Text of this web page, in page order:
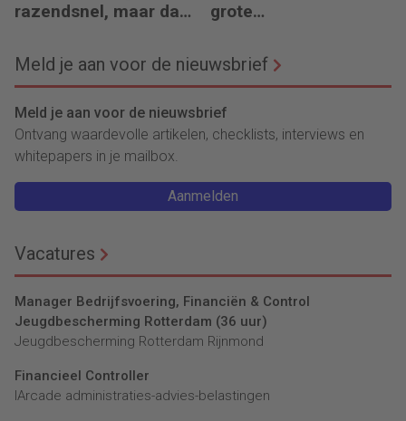
razendsnel, maar dat
grote
achter
Meld je aan voor de nieuwsbrief
Meld je aan voor de nieuwsbrief
Ontvang waardevolle artikelen, checklists, interviews en
whitepapers in je mailbox.
Aanmelden
Vacatures
Manager Bedrijfsvoering, Financiën & Control
Jeugdbescherming Rotterdam (36 uur)
Jeugdbescherming Rotterdam Rijnmond
Financieel Controller
lArcade administraties-advies-belastingen